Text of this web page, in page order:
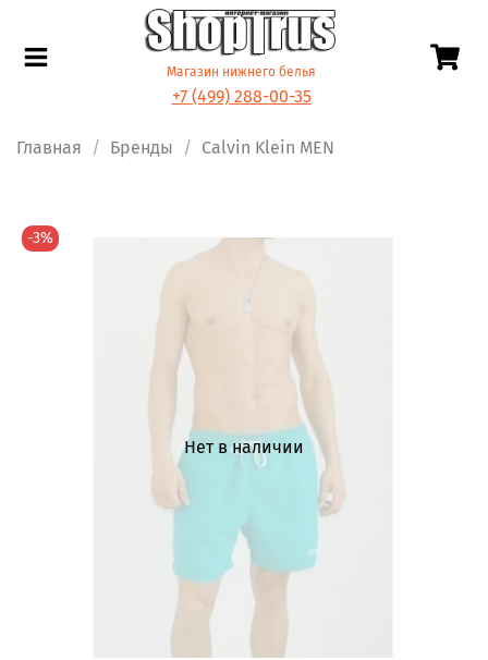
Магазин нижнего белья
+7 (499) 288-00-35
Главная Бренды Calvin Klein MEN
Нет в наличии
-3%